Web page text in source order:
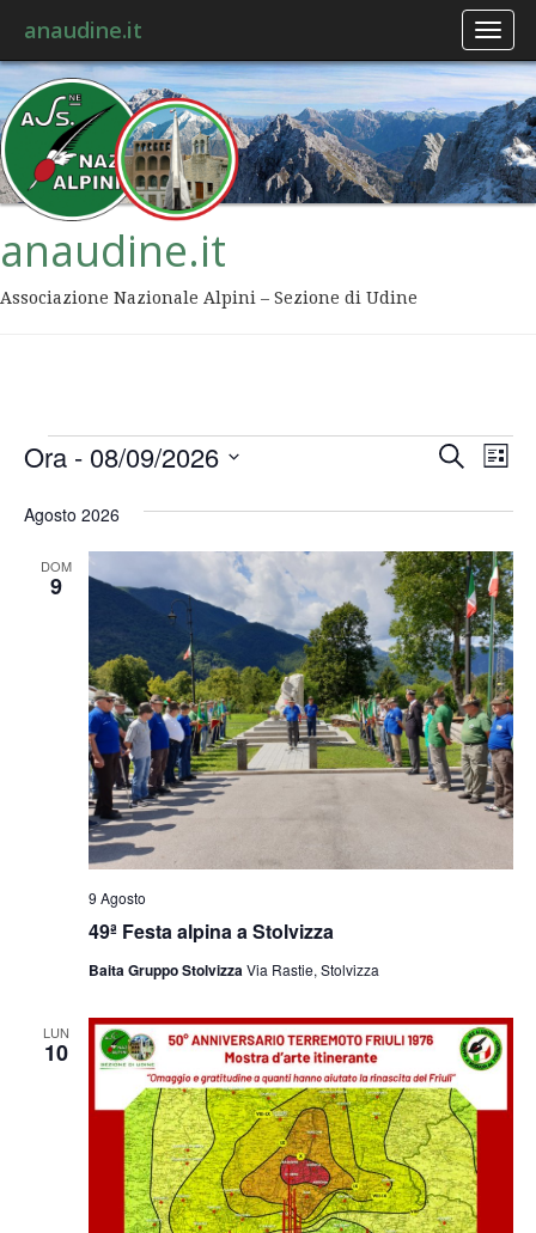
anaudine.it
anaudine.it
Associazione Nazionale Alpini – Sezione di Udine
viste
Cerca
Lista
Ora - 08/09/2026
la
Agosto 2026
DOM
9
49ª Festa alpina a Stolvizza
9 Agosto
Baita Gruppo StolvizzaVia Rastie, Stolvizza
LUN
10